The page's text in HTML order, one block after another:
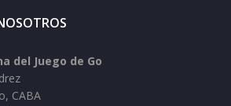
del Juego de Go
CABA